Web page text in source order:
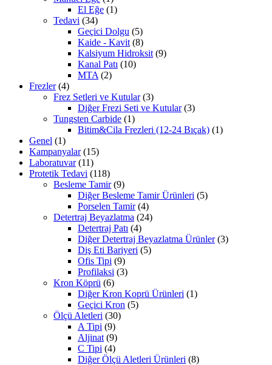
El Eğe (1)
Tedavi (34)
Geçici Dolgu (5)
Kaide - Kavit (8)
Kalsiyum Hidroksit (9)
Kanal Patı (10)
MTA (2)
Frezler (4)
Frez Setleri ve Kutular (3)
Diğer Frezi Seti ve Kutular (3)
Tungsten Carbide (1)
Bitim&Cila Frezleri (12-24 Bıçak) (1)
Genel (1)
Kampanyalar (15)
Laboratuvar (11)
Protetik Tedavi (118)
Besleme Tamir (9)
Diğer Besleme Tamir Ürünleri (5)
Porselen Tamir (4)
Detertraj Beyazlatma (24)
Detertraj Patı (4)
Diğer Detertraj Beyazlatma Ürünler (3)
Diş Eti Bariyeri (5)
Ofis Tipi (9)
Profilaksi (3)
Kron Köprü (6)
Diğer Kron Koprü Ürünleri (1)
Geçici Kron (5)
Ölçü Aletleri (30)
A Tipi (9)
Aljinat (9)
C Tipi (4)
Diğer Ölçü Aletleri Ürünleri (8)